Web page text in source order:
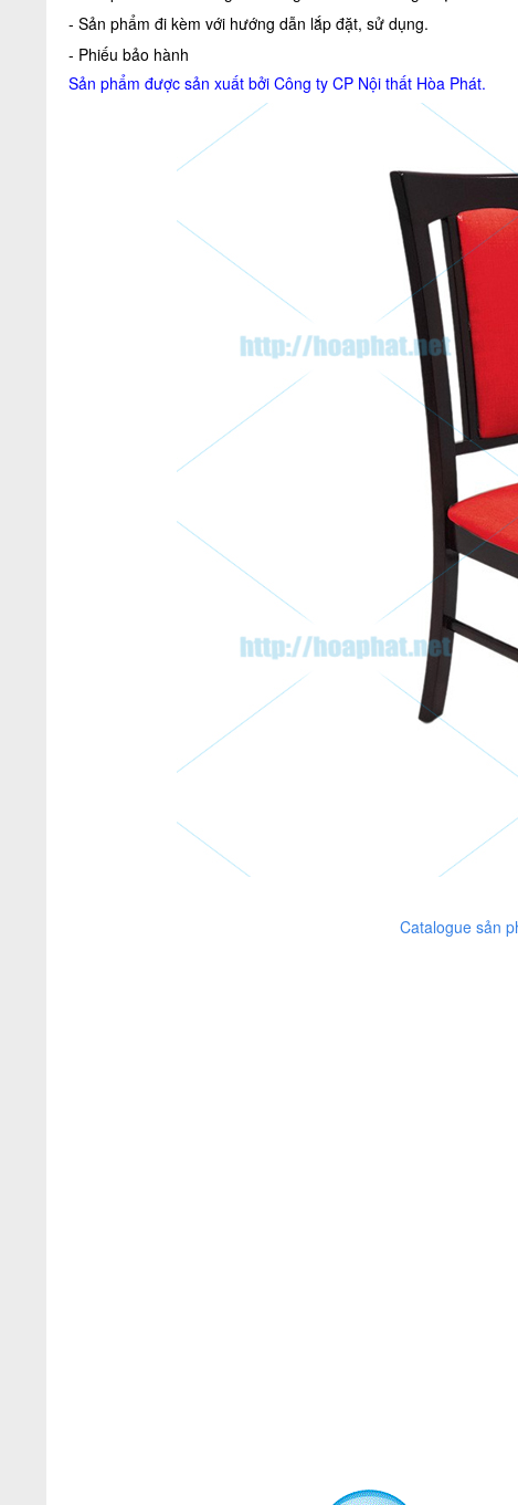
- Sản phẩm đi kèm với hướng dẫn lắp đặt, sử dụng.
- Phiếu bảo hành
Sản phẩm được sản xuất bởi Công ty CP Nội thất Hòa Phát.
Catalogue sản